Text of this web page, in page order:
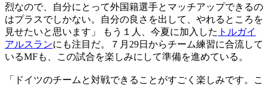
烈なので、自分にとって外国籍選手とマッチアップできるの
はプラスでしかない。自分の良さを出して、やれるところを
見せたいと思います」 もう１人、今夏に加入した トルガイ
アルスランにも注目だ。７月29日からチーム練習に合流して
いるMFも、この試合を楽しみにして準備を進めている。
「ドイツのチームと対戦できることがすごく楽しみです。こ